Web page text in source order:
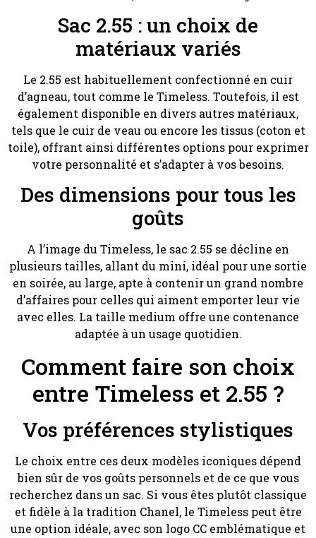
Sac 2.55 : un choix de
matériaux variés
Le 2.55 est habituellement confectionné en cuir
d’agneau, tout comme le Timeless. Toutefois, il est
également disponible en divers autres matériaux,
tels que le cuir de veau ou encore les tissus (coton et
toile), offrant ainsi différentes options pour exprimer
votre personnalité et s’adapter à vos besoins.
Des dimensions pour tous les
goûts
A l’image du Timeless, le sac 2.55 se décline en
plusieurs tailles, allant du mini, idéal pour une sortie
en soirée, au large, apte à contenir un grand nombre
d’affaires pour celles qui aiment emporter leur vie
avec elles. La taille medium offre une contenance
adaptée à un usage quotidien.
Comment faire son choix
entre Timeless et 2.55 ?
Vos préférences stylistiques
Le choix entre ces deux modèles iconiques dépend
bien sûr de vos goûts personnels et de ce que vous
recherchez dans un sac. Si vous êtes plutôt classique
et fidèle à la tradition Chanel, le Timeless peut être
une option idéale, avec son logo CC emblématique et